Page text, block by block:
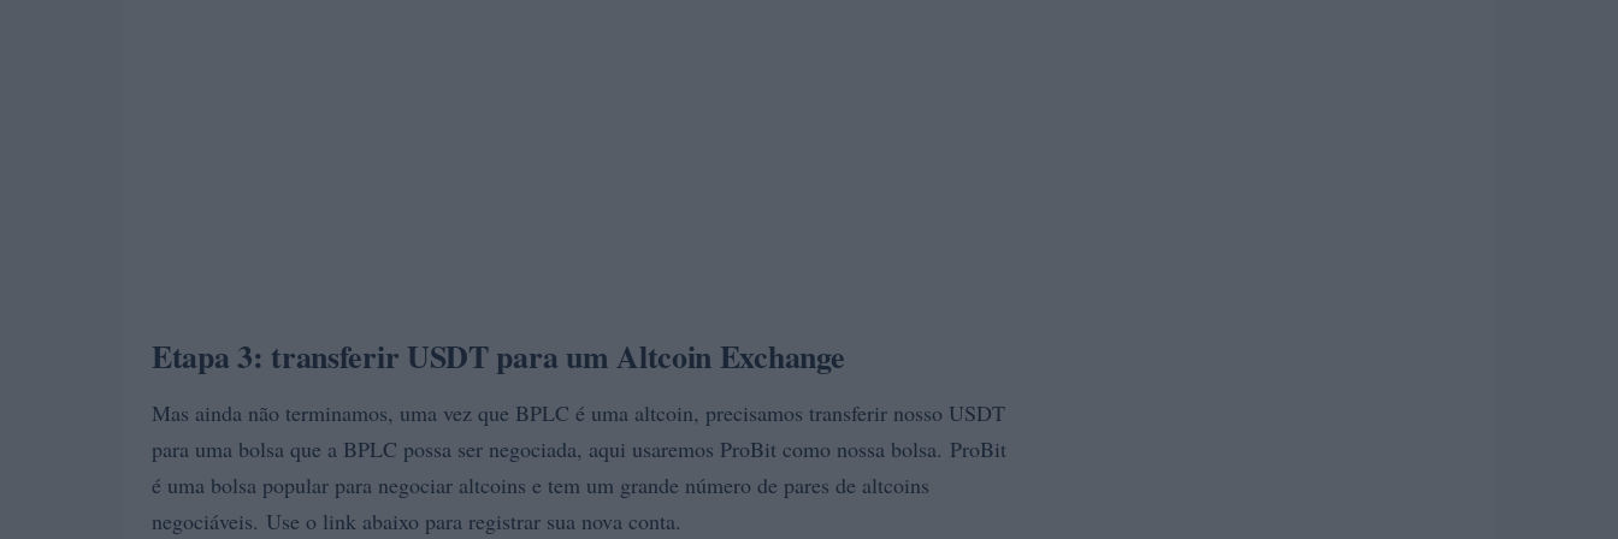
Etapa 3: transferir USDT para um Altcoin Exchange
Mas ainda não terminamos, uma vez que BPLC é uma altcoin, precisamos transferir nosso USDT
para uma bolsa que a BPLC possa ser negociada, aqui usaremos ProBit como nossa bolsa. ProBit
é uma bolsa popular para negociar altcoins e tem um grande número de pares de altcoins
negociáveis. Use o link abaixo para registrar sua nova conta.